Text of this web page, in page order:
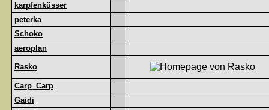
karpfenküsser
peterka
Schoko
aeroplan
Rasko
Carp_Carp
Gaidi